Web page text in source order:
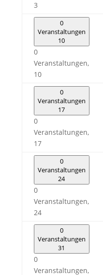
3
0
Veranstaltungen
10
0
Veranstaltungen,
10
0
Veranstaltungen
17
0
Veranstaltungen,
17
0
Veranstaltungen
24
0
Veranstaltungen,
24
0
Veranstaltungen
31
0
Veranstaltungen,